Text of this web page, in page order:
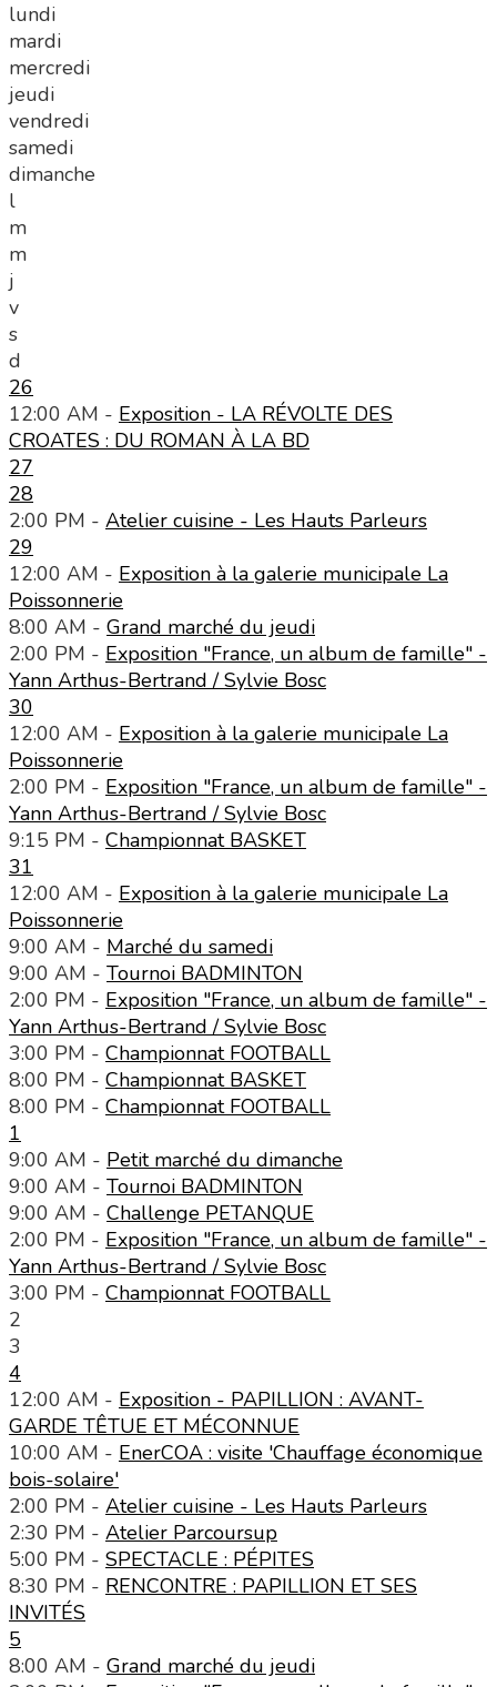
lundi
mardi
mercredi
jeudi
vendredi
samedi
dimanche
l
m
m
j
v
s
d
26
12:00 AM - Exposition - LA RÉVOLTE DES
CROATES : DU ROMAN À LA BD
27
28
2:00 PM - Atelier cuisine - Les Hauts Parleurs
29
12:00 AM - Exposition à la galerie municipale La
Poissonnerie
8:00 AM - Grand marché du jeudi
2:00 PM - Exposition "France, un album de famille" -
Yann Arthus-Bertrand / Sylvie Bosc
30
12:00 AM - Exposition à la galerie municipale La
Poissonnerie
2:00 PM - Exposition "France, un album de famille" -
Yann Arthus-Bertrand / Sylvie Bosc
9:15 PM - Championnat BASKET
31
12:00 AM - Exposition à la galerie municipale La
Poissonnerie
9:00 AM - Marché du samedi
9:00 AM - Tournoi BADMINTON
2:00 PM - Exposition "France, un album de famille" -
Yann Arthus-Bertrand / Sylvie Bosc
3:00 PM - Championnat FOOTBALL
8:00 PM - Championnat BASKET
8:00 PM - Championnat FOOTBALL
1
9:00 AM - Petit marché du dimanche
9:00 AM - Tournoi BADMINTON
9:00 AM - Challenge PETANQUE
2:00 PM - Exposition "France, un album de famille" -
Yann Arthus-Bertrand / Sylvie Bosc
3:00 PM - Championnat FOOTBALL
2
3
4
12:00 AM - Exposition - PAPILLION : AVANT-
GARDE TÊTUE ET MÉCONNUE
10:00 AM - EnerCOA : visite 'Chauffage économique
bois-solaire'
2:00 PM - Atelier cuisine - Les Hauts Parleurs
2:30 PM - Atelier Parcoursup
5:00 PM - SPECTACLE : PÉPITES
8:30 PM - RENCONTRE : PAPILLION ET SES
INVITÉS
5
8:00 AM - Grand marché du jeudi